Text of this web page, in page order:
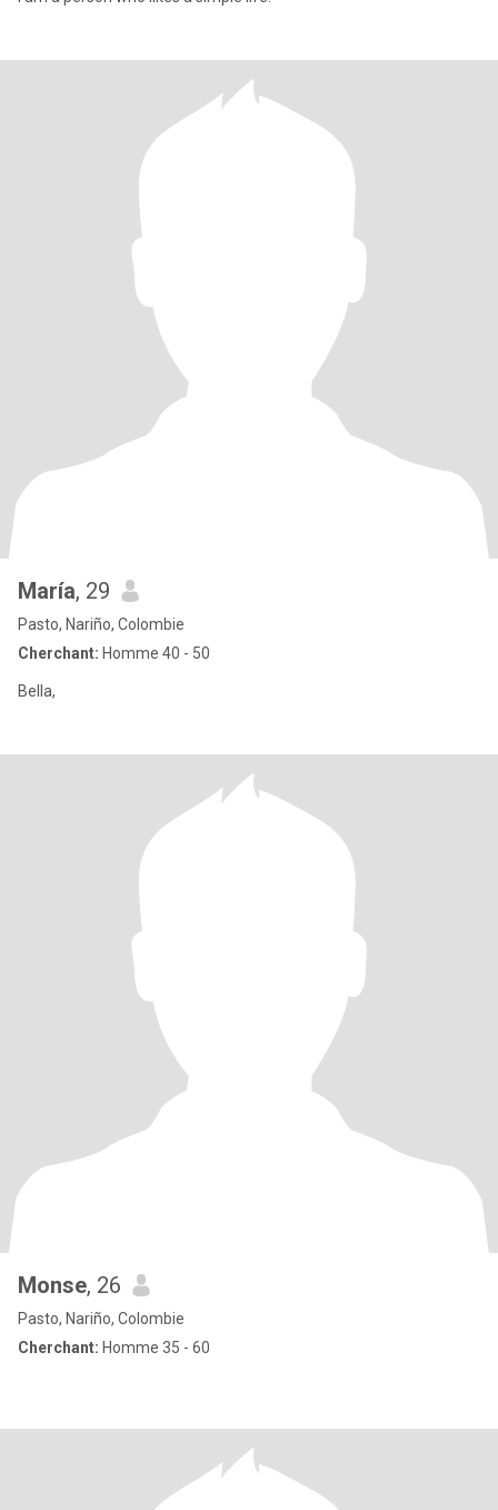
María, 29
Pasto, Nariño, Colombie
Cherchant: Homme 40 - 50
Bella,
Monse, 26
Pasto, Nariño, Colombie
Cherchant: Homme 35 - 60